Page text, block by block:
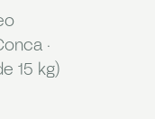
·
15 kg)